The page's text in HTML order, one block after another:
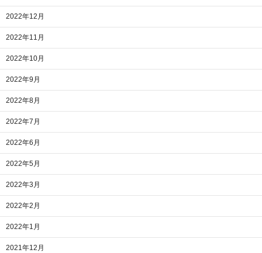
2022年12月
2022年11月
2022年10月
2022年9月
2022年8月
2022年7月
2022年6月
2022年5月
2022年3月
2022年2月
2022年1月
2021年12月